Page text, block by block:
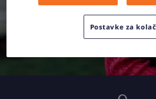
Postavke za